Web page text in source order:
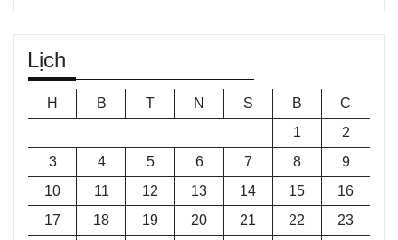
Lịch
H B T N S B
C
1
2
3
4 5 6 7 8
9
10
11 12 13 14 15
16
17
18 19 20 21 22
23